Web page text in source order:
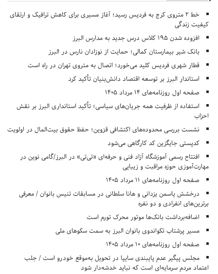
خط ۲ متروی کرج به فردیس رسید؛ آغاز مسیری برای کاهش ترافیک و ارتقای
کیفیت زندگی
افزوده شدن ۱۹۵ کلاس درس جدید به مدارس البرز
بانک شیر بیمارستان کمالی؛ حمایت از نوزادان نارس در البرز
قطار شهری فردیس کلید می‌خورد؛ اتصال به متروی تهران در راه است
استاندار البرز بر توسعه اقتصاد دانش‌بنیان تأکید کرد
صفحه اول روزنامه‌های 14 مرداد 1405
استفاده از ظرفیت همه جریان‌های سیاسی؛ تأکید استانداری البرز بر نقش
احزاب
نشست بررسی محدوده‌های اکتشافی قزوین؛ حفظ حقوق بیت‌المال در اولویت
کدپستی جایگزین کد کارگاهی می‌شود
افتتاح رسمی آموزشگاه آزاد فنی و حرفه‌ای «تی‌تی» در البرز/گامی نوین در
مهارت‌آموزی حوزه مراقبت و زیبایی
صفحه اول روزنامه‌های 11 مرداد 1405
درخشش یاسمن یزدانی و هانا سلطانی در مسابقات تنیس بانوان / معرفی
برترین‌های انفرادی و دو نفره
اضافه‌برداشت بانک‌ها موتور محرک تورم است
مسیر پرشتاب تکواندوی بانوان البرز به سمت سکوهای ملی
صفحه اول روزنامه‌های 10 مرداد 1405
مجلس پیگیر عدم پایبندی سایپا در تحویل به‌موقع خودرو است / جلب
اعتماد مردم سرمایه‌ای است که نباید خدشه‌دار شود